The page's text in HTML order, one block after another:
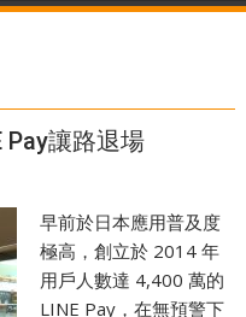
讓路退場
早前於日本應用普及度
極高，創立於 2014 年
用戶人數達 4,400 萬的
LINE Pay，在無預警下